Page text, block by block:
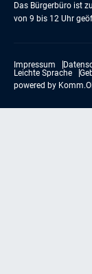
Das Bürgerbüro ist
von 9 bis 12 Uhr
Impressum
Leichte Sprache
powered by